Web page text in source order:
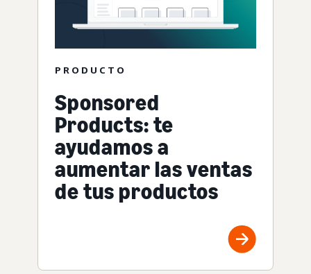
PRODUCTO
Sponsored
Products: te
ayudamos a
aumentar las ventas
de tus productos